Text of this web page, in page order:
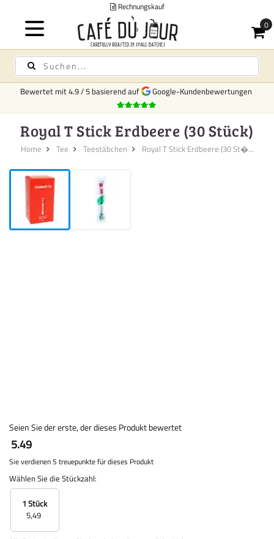
Bewertet mit4.9/5 basierend auf Google-Kundenbewertungen
Royal T Stick Erdbeere (30 Stück)
Home Tee Teestäbchen Royal T Stick Erdbeere (30 St�...
Seien Sie der erste, der dieses Produkt bewertet
5.49
Sie verdienen 5 treuepunkte für dieses Produkt
Wählen Sie die Stückzahl:
1 Stück
5,49